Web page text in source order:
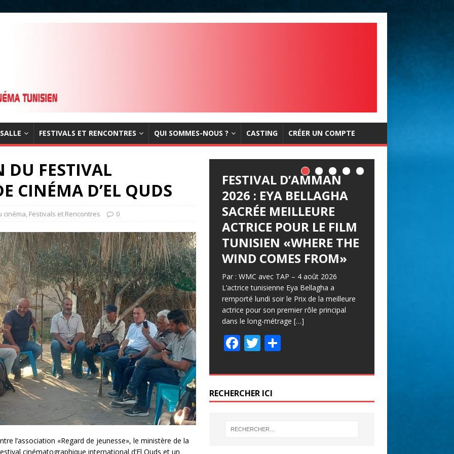
FESTIVALS ET RENCONTRES QUI SOMMES-NOUS ? CASTING CRÉER UN COMPTE
DU FESTIVAL
CINÉMA D’EL QUDS
cinéma, Festivals et Rencontres 0
l’association «Regard de jeunesse», le ministère de la
cinématographique international d’El Quds et un
FESTIVAL D’AMMAN
2026 : EYA BELLAGHA
SACRÉE MEILLEURE
ACTRICE POUR LE FILM
TUNISIEN «WHERE THE
WIND COMES FROM»
Par : WMC avec TAP – 4 août 2026
L’actrice tunisienne Eya Bellagha a
remporté lundi soir le Prix de la meilleure
actrice pour son premier rôle principal
dans le long-métrage […]
F
e
b
o
o
T
itt
er
P
ta
er
RECHERCHER ICI